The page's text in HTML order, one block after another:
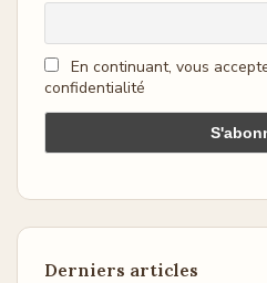
En continuant, vous
confidentialité
Derniers articles